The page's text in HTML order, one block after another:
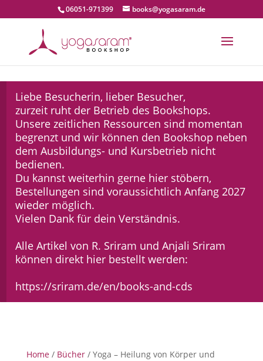
06051-971399 books@yogasaram.de
Liebe Besucherin, lieber Besucher,
zurzeit ruht der Betrieb des Bookshops.
Unsere zeitlichen Ressourcen sind momentan
begrenzt und wir können den Bookshop neben
dem Ausbildungs- und Kursbetrieb nicht
bedienen.
Du kannst weiterhin gerne hier stöbern,
Bestellungen sind voraussichtlich Anfang 2027
wieder möglich.
Vielen Dank für dein Verständnis.
Alle Artikel von R. Sriram und Anjali Sriram
können direkt hier bestellt werden:
https://sriram.de/en/books-and-cds
Home/ Bücher/ Yoga – Heilung von Körper und